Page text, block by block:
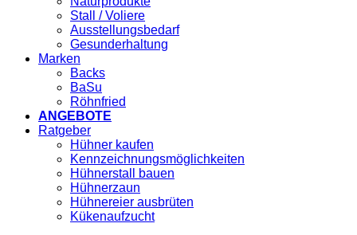
Stall / Voliere
Ausstellungsbedarf
Gesunderhaltung
Marken
Backs
BaSu
Röhnfried
ANGEBOTE
Ratgeber
Hühner kaufen
Kennzeichnungsmöglichkeiten
Hühnerstall bauen
Hühnerzaun
Hühnereier ausbrüten
Kükenaufzucht